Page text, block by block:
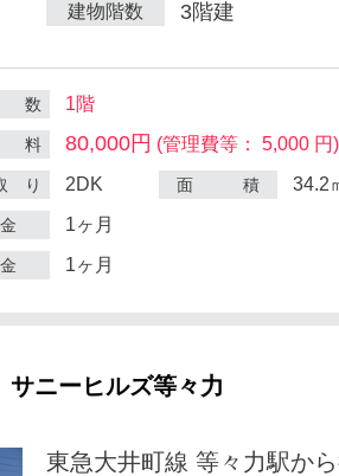
建物階数 3階建
数 1階
料 80,000円 (管理費等： 5,000 円)
り 2DK 面 積 34.2
1ヶ月
1ヶ月
サニーヒルズ等々力
東急大井町線 等々力駅か